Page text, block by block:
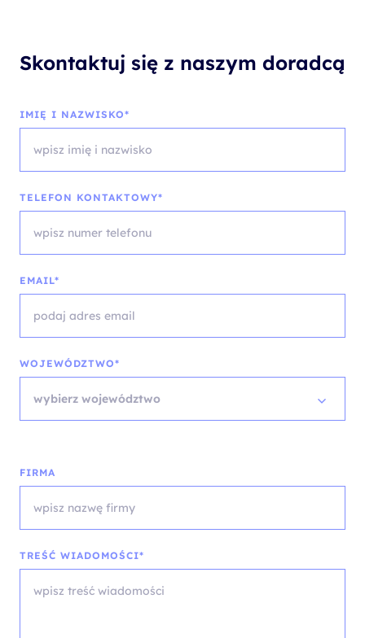
Skontaktuj się z naszym doradcą
IMIĘ I NAZWISKO*
TELEFON KONTAKTOWY*
EMAIL*
WOJEWÓDZTWO*
wybierz województwo
FIRMA
TREŚĆ WIADOMOŚCI*